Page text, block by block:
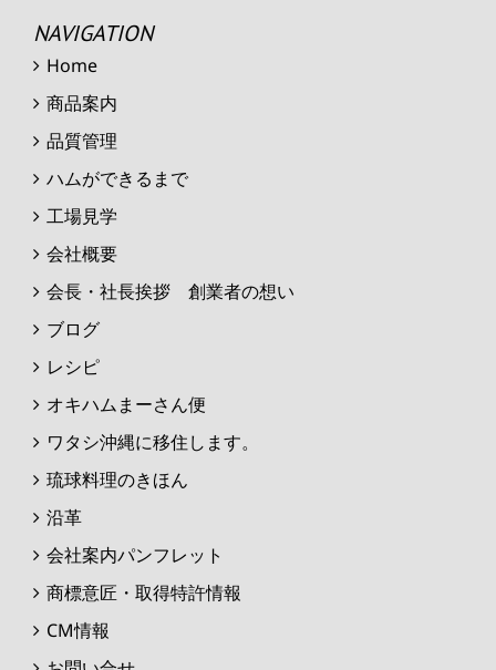
NAVIGATION
Home
商品案内
品質管理
ハムができるまで
工場見学
会社概要
会長・社長挨拶 創業者の想い
ブログ
レシピ
オキハムまーさん便
ワタシ沖縄に移住します。
琉球料理のきほん
沿革
会社案内パンフレット
商標意匠・取得特許情報
CM情報